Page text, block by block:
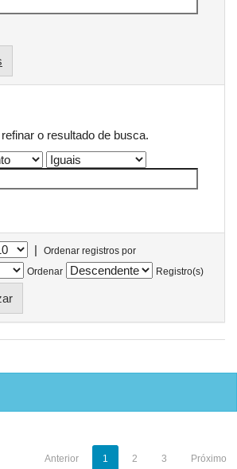
o resultado de busca.
|
Ordenar registros por
Ordenar
Registro(s)
Anterior 1 2 3 Próximo